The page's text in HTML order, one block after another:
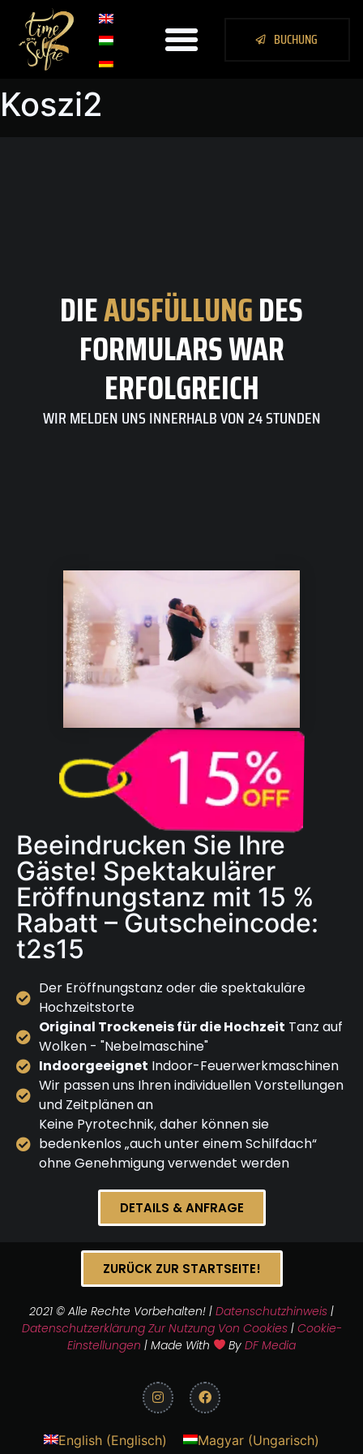
BUCHUNG
Koszi2
DIEAUSFÜLLUNGDES
FORMULARS WAR
ERFOLGREICH
WIR MELDEN UNS INNERHALB VON 24 STUNDEN
Beeindrucken Sie Ihre
Gäste! Spektakulärer
Eröffnungstanz mit 15 %
Rabatt – Gutscheincode:
t2s15
Der Eröffnungstanz oder die spektakuläre
Hochzeitstorte
Original Trockeneis für die Hochzeit Tanz auf
Wolken - "Nebelmaschine"
Indoorgeeignet Indoor-Feuerwerkmaschinen
Wir passen uns Ihren individuellen Vorstellungen
und Zeitplänen an
Keine Pyrotechnik, daher können sie
bedenkenlos „auch unter einem Schilfdach“
ohne Genehmigung verwendet werden
DETAILS & ANFRAGE
ZURÜCK ZUR STARTSEITE!
2021 © Alle Rechte Vorbehalten! | Datenschutzhinweis |
Datenschutzerklärung Zur Nutzung Von Cookies| Cookie-
Einstellungen | Made With ByDF Media
English (Englisch) Magyar (Ungarisch)